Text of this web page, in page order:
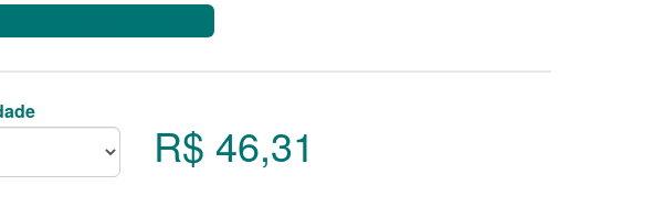
R$ 46,31